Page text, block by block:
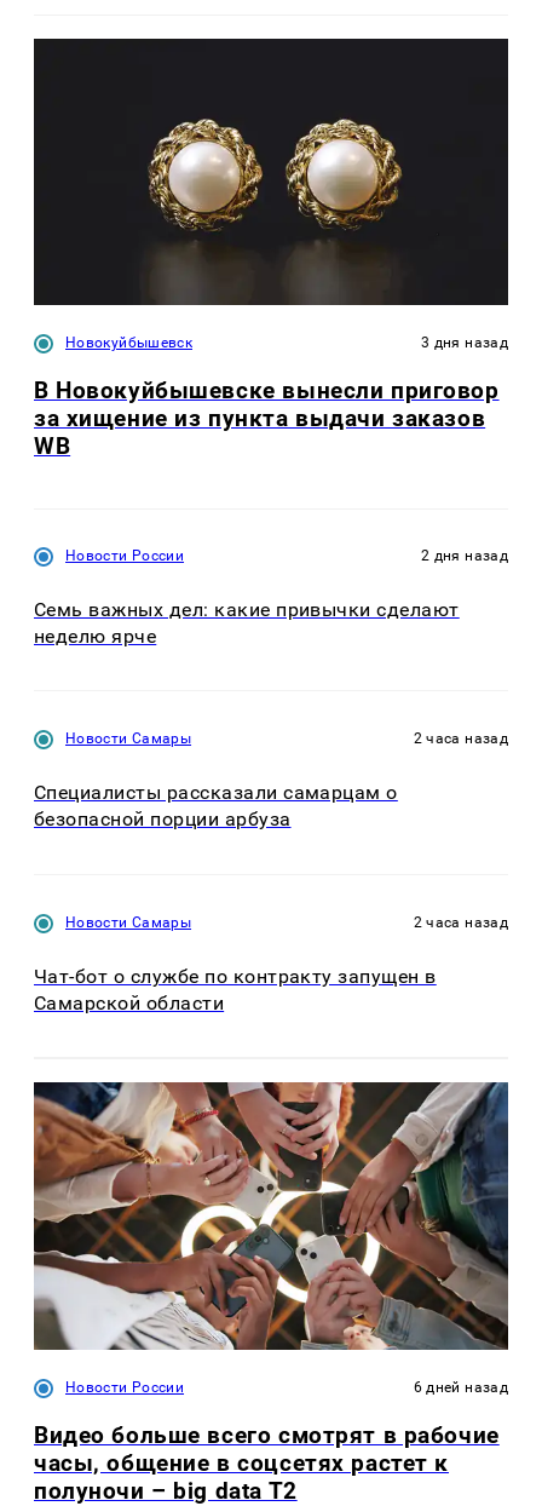
Новокуйбышевск 3 дня назад
В Новокуйбышевске вынесли приговор
за хищение из пункта выдачи заказов
WB
Новости России 2 дня назад
Семь важных дел: какие привычки сделают
неделю ярче
Новости Самары 2 часа назад
Специалисты рассказали самарцам о
безопасной порции арбуза
Новости Самары 2 часа назад
Чат-бот о службе по контракту запущен в
Самарской области
Новости России 6 дней назад
Видео больше всего смотрят в рабочие
часы, общение в соцсетях растет к
полуночи – big data T2